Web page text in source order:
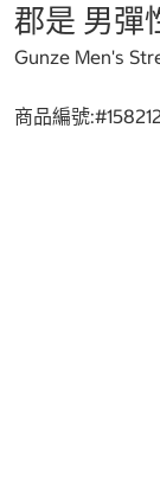
郡是 男彈
Gunze Men's
商品編號:#